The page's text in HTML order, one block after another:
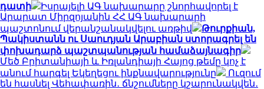
դատի
Իսրայելի ԱԳ նախարարը շնորհավորել է
Արարատ Միրզոյանին ՀՀ ԱԳ նախարարի
պաշտոնում վերանշանակվելու առթիվ
Թուրքիան,
Պակիստանն ու Սաուդյան Արաբիան ստորագրել են
փոխադարձ պաշտպանության համաձայնագիր
Մեծ Բրիտանիայի և Իռլանդիայի Հայոց թեմը կոչ է
անում հարգել Եկեղեցու ինքնավարությունը
Ուզում
են հասնել Վեհափառին․ ճնշումները կշարունակվեն․